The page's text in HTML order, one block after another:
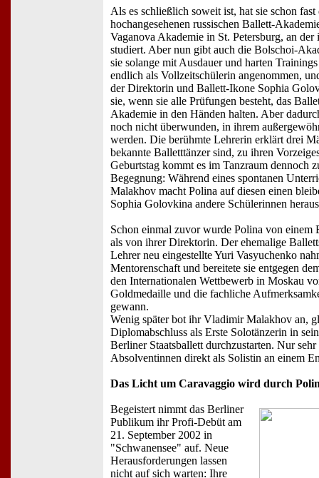
Als es schließlich soweit ist, hat sie schon
hochangesehenen russischen Ballett-
Vaganova Akademie in St. Petersburg, an
studiert. Aber nun gibt auch die Bolschoi-
sie solange mit Ausdauer und harten
endlich als Vollzeitschülerin angenommen,
der Direktorin und Ballett-Ikone Sophia
sie, wenn sie alle Prüfungen besteht, das
Akademie in den Händen halten. Aber
noch nicht überwunden, in ihrem
werden. Die berühmte Lehrerin erklärt drei
bekannte Balletttänzer sind, zu ihren
Geburtstag kommt es im Tanzraum dennoch
Begegnung: Während eines spontanen
Malakhov macht Polina auf diesen einen
Sophia Golovkina andere Schülerinnen
Schon einmal zuvor wurde Polina von einem
als von ihrer Direktorin. Der ehemalige
Lehrer neu eingestellte Yuri Vasyuchenko
Mentorenschaft und bereitete sie entgegen
den Internationalen Wettbewerb in Moskau
Goldmedaille und die fachliche
gewann.
Wenig später bot ihr Vladimir Malakhov an,
Diplomabschluss als Erste Solotänzerin in
Berliner Staatsballett durchzustarten. Nur
Absolventinnen direkt als Solistin an einem
Das Licht um Caravaggio wird durch
Begeistert nimmt das Berliner
Publikum ihr Profi-Debüt am
21. September 2002 in
"Schwanensee" auf. Neue
Herausforderungen lassen
nicht auf sich warten: Ihre